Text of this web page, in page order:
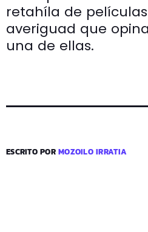
retahíla de
averiguad que
una de ellas.
ESCRITO PORMOZOILO IRRATIA